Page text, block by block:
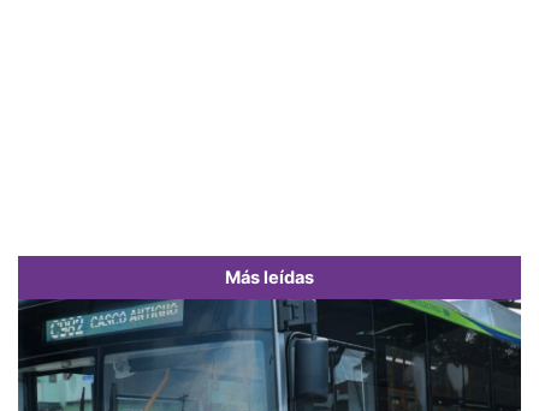
Más leídas